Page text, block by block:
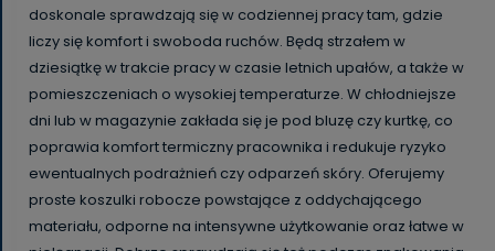
doskonale sprawdzają się w codziennej pracy tam, gdzie
liczy się komfort i swoboda ruchów. Będą strzałem w
dziesiątkę w trakcie pracy w czasie letnich upałów, a także w
pomieszczeniach o wysokiej temperaturze. W chłodniejsze
dni lub w magazynie zakłada się je pod bluzę czy kurtkę, co
poprawia komfort termiczny pracownika i redukuje ryzyko
ewentualnych podrażnień czy odparzeń skóry. Oferujemy
proste koszulki robocze powstające z oddychającego
materiału, odporne na intensywne użytkowanie oraz łatwe w